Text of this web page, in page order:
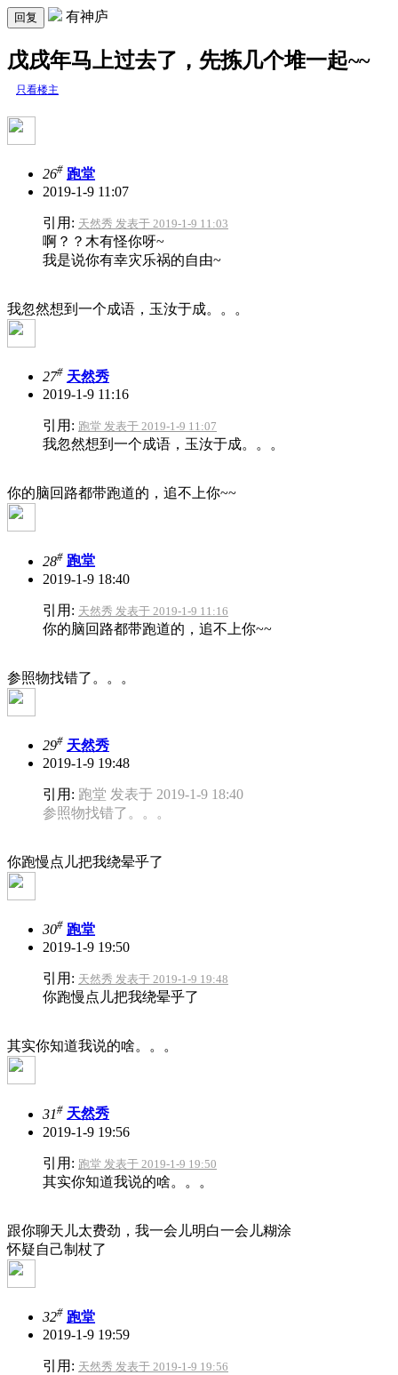
回复 有神庐
戊戌年马上过去了，先拣几个堆一起~~
只看楼主
26# 跑堂
2019-1-9 11:07
引用: 天然秀 发表于 2019-1-9 11:03
啊？？木有怪你呀~
我是说你有幸灾乐祸的自由~
我忽然想到一个成语，玉汝于成。。。
27# 天然秀
2019-1-9 11:16
引用: 跑堂 发表于 2019-1-9 11:07
我忽然想到一个成语，玉汝于成。。。
你的脑回路都带跑道的，追不上你~~
28# 跑堂
2019-1-9 18:40
引用: 天然秀 发表于 2019-1-9 11:16
你的脑回路都带跑道的，追不上你~~
参照物找错了。。。
29# 天然秀
2019-1-9 19:48
引用: 跑堂 发表于 2019-1-9 18:40
参照物找错了。。。
你跑慢点儿把我绕晕乎了
30# 跑堂
2019-1-9 19:50
引用: 天然秀 发表于 2019-1-9 19:48
你跑慢点儿把我绕晕乎了
其实你知道我说的啥。。。
31# 天然秀
2019-1-9 19:56
引用: 跑堂 发表于 2019-1-9 19:50
其实你知道我说的啥。。。
跟你聊天儿太费劲，我一会儿明白一会儿糊涂
怀疑自己制杖了
32# 跑堂
2019-1-9 19:59
引用: 天然秀 发表于 2019-1-9 19:56